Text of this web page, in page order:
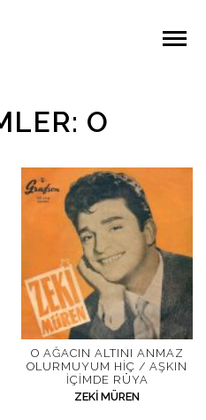
O
O AĞACIN ALTINI ANMAZ
OLURMUYUM HIÇ / AŞKIN
İÇIMDE RÜYA
ZEKI MÜREN